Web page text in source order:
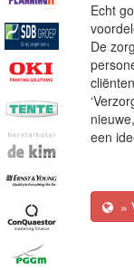
Echt
De
een
»